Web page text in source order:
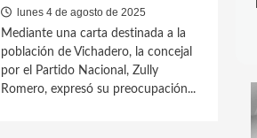
lunes 4 de agosto de 2025
Mediante una carta destinada a la
población de Vichadero, la concejal
por el Partido Nacional, Zully
Romero, expresó su preocupación...